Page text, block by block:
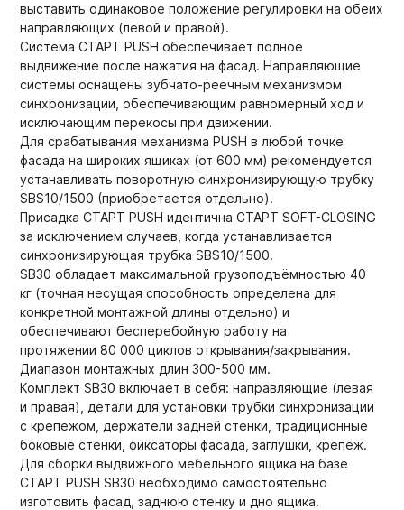
выставить одинаковое положение регулировки на обеих
направляющих (левой и правой).
Система СТАРТ PUSH обеспечивает полное
выдвижение после нажатия на фасад. Направляющие
системы оснащены зубчато-реечным механизмом
синхронизации, обеспечивающим равномерный ход и
исключающим перекосы при движении.
Для срабатывания механизма PUSH в любой точке
фасада на широких ящиках (от 600 мм) рекомендуется
устанавливать поворотную синхронизирующую трубку
SBS10/1500 (приобретается отдельно).
Присадка СТАРТ PUSH идентична СТАРТ SOFT-CLOSING
за исключением случаев, когда устанавливается
синхронизирующая трубка SBS10/1500.
SB30 обладает максимальной грузоподъёмностью 40
кг (точная несущая способность определена для
конкретной монтажной длины отдельно) и
обеспечивают бесперебойную работу на
протяжении 80 000 циклов открывания/закрывания.
Диапазон монтажных длин 300-500 мм.
Комплект SB30 включает в себя: направляющие (левая
и правая), детали для установки трубки синхронизации
с крепежом, держатели задней стенки, традиционные
боковые стенки, фиксаторы фасада, заглушки, крепёж.
Для сборки выдвижного мебельного ящика на базе
СТАРТ PUSH SB30 необходимо самостоятельно
изготовить фасад, заднюю стенку и дно ящика.